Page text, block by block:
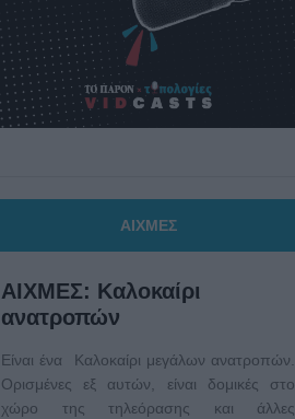
ΑΙΧΜΕΣ
ΑΙΧΜΕΣ: Καλοκαίρι
ανατροπών
Είναι ένα Καλοκαίρι μεγάλων ανατροπών.
Ορισμένες εξ αυτών, είναι δομικές στο
χώρο της τηλεόρασης και άλλες